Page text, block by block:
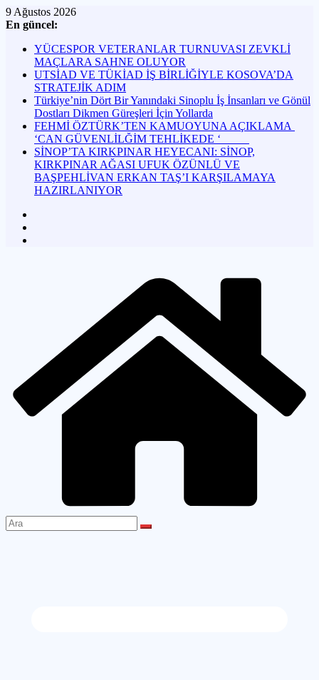
Skip
to
9 Ağustos 2026
En güncel:
YÜCESPOR VETERANLAR TURNUVASI ZEVKLİ
MAÇLARA SAHNE OLUYOR
UTSİAD VE TÜKİAD İŞ BİRLİĞİYLE KOSOVA’DA
STRATEJİK ADIM
Türkiye’nin Dört Bir Yanındaki Sinoplu İş İnsanları ve Gönül
Dostları Dikmen Güreşleri İçin Yollarda
FEHMİ ÖZTÜRK’TEN KAMUOYUNA AÇIKLAMA
‘CAN GÜVENLİLĞİM TEHLİKEDE ‘
SİNOP’TA KIRKPINAR HEYECANI: SİNOP,
KIRKPINAR AĞASI UFUK ÖZÜNLÜ VE
BAŞPEHLİVAN ERKAN TAŞ’I KARŞILAMAYA
HAZIRLANIYOR